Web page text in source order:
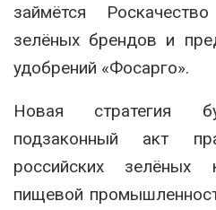
займётся
зелёных брендов и
удобрений «Фосарго».
Новая стратегия
подзаконный акт
российских
пищевой